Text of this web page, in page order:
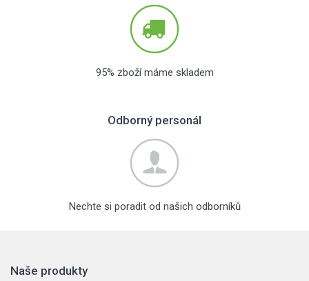
95% zboží máme skladem
Odborný personál
Nechte si poradit od našich odborníků
Naše produkty